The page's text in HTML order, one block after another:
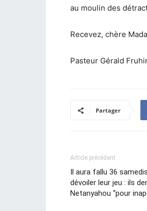
au moulin des
Recevez, chère
Pasteur Gérald
Partager
Article précédent
Il aura fallu 36
dévoiler leur jeu : ils
Netanyahou “pour